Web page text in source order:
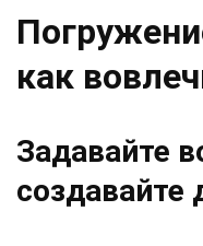
как
Задавайте
создавайте